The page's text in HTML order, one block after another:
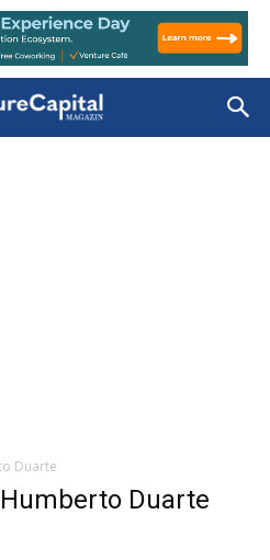
Duarte
Humberto Duarte